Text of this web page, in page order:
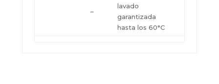
–
lavado
garantizada
hasta los 60°C